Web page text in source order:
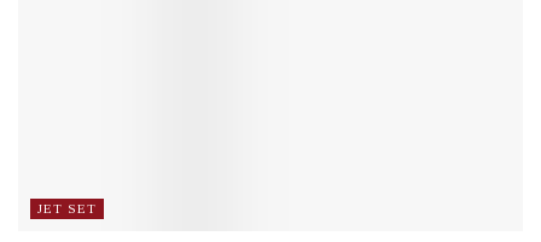
JET SET